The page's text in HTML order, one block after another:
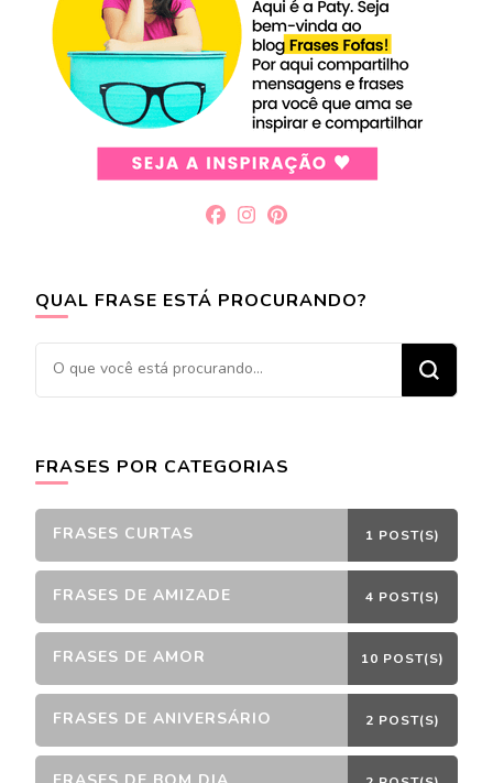
QUAL FRASE ESTÁ PROCURANDO?
Procurando
algo?
FRASES POR CATEGORIAS
FRASES CURTAS 1 POST(S)
FRASES DE AMIZADE 4 POST(S)
FRASES DE AMOR 10 POST(S)
FRASES DE ANIVERSÁRIO 2 POST(S)